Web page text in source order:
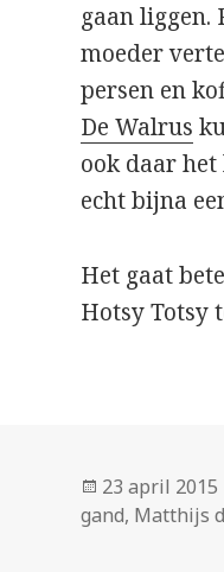
gaan liggen.
moeder
persen en
De Walrus
ook daar
echt bijna
Het gaat
Hotsy Totsy
Geplaatst
op
23 april 2015
gand, Matthijs